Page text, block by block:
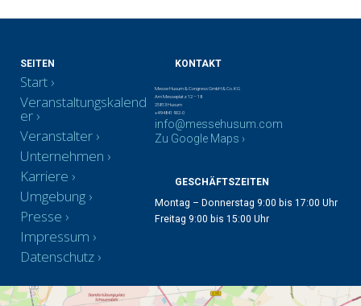
SEITEN
Start
Veranstaltungskalend
er
Veranstalter
Unternehmen
Karriere
Umgebung
Presse
Impressum
Datenschutz
KONTAKT
Messe Husum & Congress GmbH & Co. KG
Am Messeplatz 12 – 18
25813 Husum
+49 4841 902-0
info@messehusum.com
Zu Google Maps ›
GESCHÄFTSZEITEN
Montag – Donnerstag 9:00 bis 17:00 Uhr
Freitag 9:00 bis 15:00 Uhr